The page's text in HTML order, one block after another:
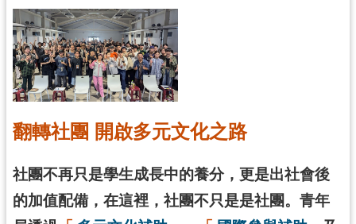
識
我
們
業
資
訊
息
翻轉社團 開啟多元文化之路
社團不再只是學生成長中的養分，更是出社會後
的加值配備，在這裡，社團不只是是社團。青年